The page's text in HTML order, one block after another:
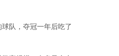
队，夺冠一年后吃了